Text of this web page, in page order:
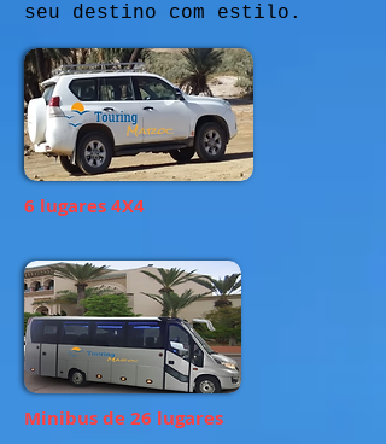
seu destino com estilo.
6 lugares 4X4
Minibus de 26 lugares